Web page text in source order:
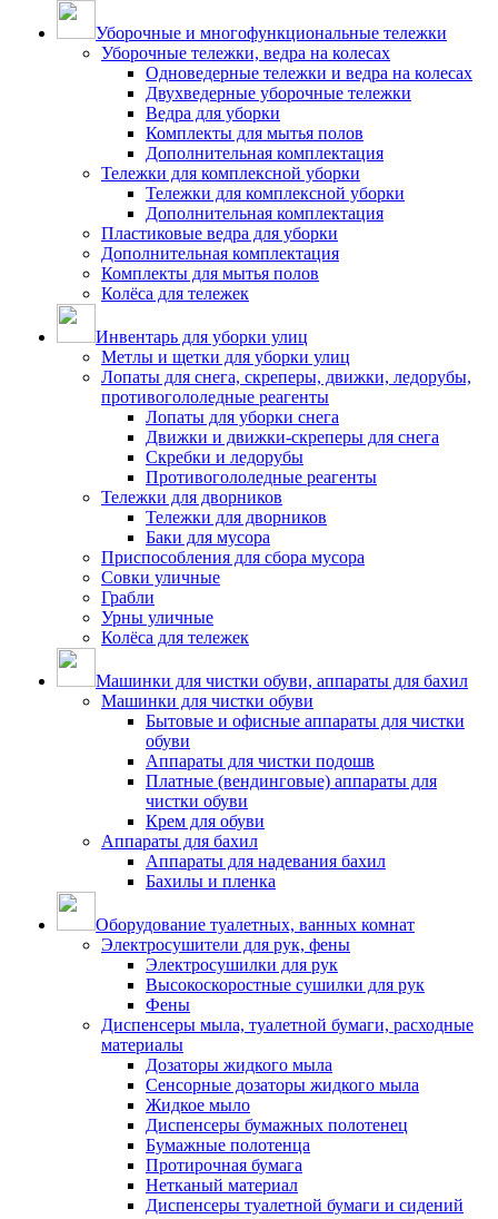
Уборочные и многофункциональные тележки
Уборочные тележки, ведра на колесах
Одноведерные тележки и ведра на колесах
Двухведерные уборочные тележки
Ведра для уборки
Комплекты для мытья полов
Дополнительная комплектация
Тележки для комплексной уборки
Тележки для комплексной уборки
Дополнительная комплектация
Пластиковые ведра для уборки
Дополнительная комплектация
Комплекты для мытья полов
Колёса для тележек
Инвентарь для уборки улиц
Метлы и щетки для уборки улиц
Лопаты для снега, скреперы, движки, ледорубы,
противогололедные реагенты
Лопаты для уборки снега
Движки и движки-скреперы для снега
Скребки и ледорубы
Противогололедные реагенты
Тележки для дворников
Тележки для дворников
Баки для мусора
Приспособления для сбора мусора
Совки уличные
Грабли
Урны уличные
Колёса для тележек
Машинки для чистки обуви, аппараты для бахил
Машинки для чистки обуви
Бытовые и офисные аппараты для чистки
обуви
Аппараты для чистки подошв
Платные (вендинговые) аппараты для
чистки обуви
Крем для обуви
Аппараты для бахил
Аппараты для надевания бахил
Бахилы и пленка
Оборудование туалетных, ванных комнат
Электросушители для рук, фены
Электросушилки для рук
Высокоскоростные сушилки для рук
Фены
Диспенсеры мыла, туалетной бумаги, расходные
материалы
Дозаторы жидкого мыла
Сенсорные дозаторы жидкого мыла
Жидкое мыло
Диспенсеры бумажных полотенец
Бумажные полотенца
Протирочная бумага
Нетканый материал
Диспенсеры туалетной бумаги и сидений